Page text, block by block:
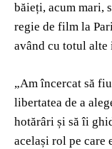
băieți, acum mari,
regie de film la
având cu totul alte
„Am încercat să
libertatea de a
hotărâri și să îi
același rol pe